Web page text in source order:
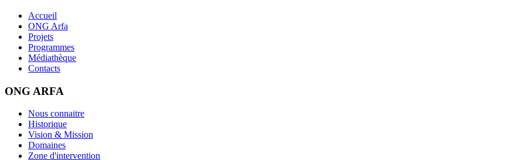
Accueil
ONG Arfa
Projets
Programmes
Médiathèque
Contacts
ONG ARFA
Nous connaitre
Historique
Vision & Mission
Domaines
Zone d'intervention